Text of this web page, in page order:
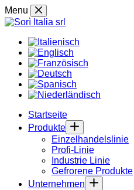
Skip
to
Menu
Startseite
Produkte
Einzelhandelslinie
Profi-Linie
Industrie Linie
Gefrorene Produkte
Unternehmen